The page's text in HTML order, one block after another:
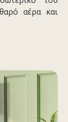
αέρα και